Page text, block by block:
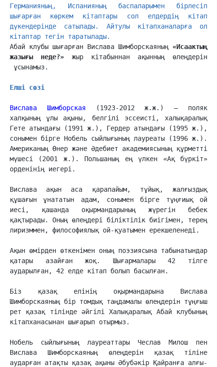
Германияның, Испанияның баспаларымен бірлесіп
шығарған көркем кітаптары сол елдердің кітап
дүкендерінде сатылады. Айтулы кітапханаларға ол
кітаптар тегін таратылады.
Абай клубы шығарған Вислава Шимборскаяның «Исаактың
жазығы неде?» жыр кітабыннан ақынның өлеңдерін
ұсынамыз.
Елші сөзі
Вислава Шимборская (1923-2012 ж.ж.) – поляк
халқының ұлы ақыны, белгілі эс­сеис­ті, халықаралық
Гете атындағы (1991 ж.), Гердер атындағы (1995 ж.),
сонымен бір­­ге Нобель сыйлығының лауреаты (1996 ж.).
Американың Өнер және Әдебиет ака­демия­сының құрметті
мүшесі (2001 ж.). Польшаның ең үлкен «Ақ бүркіт»
орденінің иегері.
Вислава ақын аса қарапайым, тұйық, жалғыздық
құшағын ұнататын адам, сонымен бір­ге тұңғиық ой
иесі, қашанда оқырмандарының жүрегін бебек
қақтырады. Оның өлең­дері біліктілік биігімен, терең
лиризммен, философиялық ой-қуатымен ерек­шеленеді.
Ақын өмірден өткенімен оның поэзиясына табынатындар
қатары азайған жоқ. Шығармалары 42 тілге
аударылған, 42 елде кітап болып басылған.
Біз қазақ елінің оқырмандарына Вислава
Шимборскаяның бір томдық таңдамалы өлеңдерін тұңғыш
рет қазақ тілінде әйгілі Халықаралық Абай клубының
кітапханасынан шығарып отырмыз.
Нобель сыйлығының лауреаттары Чеслав Милош пен
Вислава Шимборскаяның өлеңдерін қазақ тіліне
аударған атақты қазақ ақыны Әбубәкір Қайранға ал­ғы­